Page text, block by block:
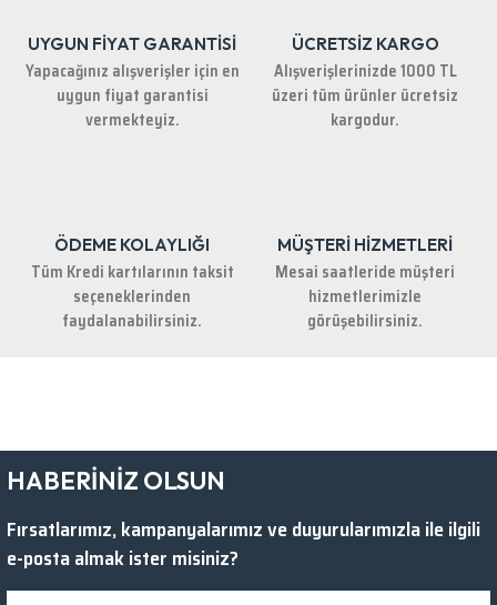
Ürün bilgilerinde hatalar bulunuyor.
Ürün fiyatı diğer sitelerden daha pahalı.
Bu ürüne benzer farklı alternatifler olmalı.
UYGUN FİYAT GARANTİSİ
Yapacağınız alışverişler için en
uygun fiyat garantisi
vermekteyiz.
ÜCRETSİZ KARGO
Alışverişlerinizde 1000 TL
üzeri tüm ürünler ücretsiz
kargodur.
ÖDEME KOLAYLIĞI
Tüm Kredi kartılarının taksit
seçeneklerinden
faydalanabilirsiniz.
MÜŞTERİ HİZMETLERİ
Mesai saatleride müşteri
hizmetlerimizle
görüşebilirsiniz.
HABERİNİZ OLSUN
Fırsatlarımız, kampanyalarımız ve duyurularımızla ile ilgili
e-posta almak ister misiniz?